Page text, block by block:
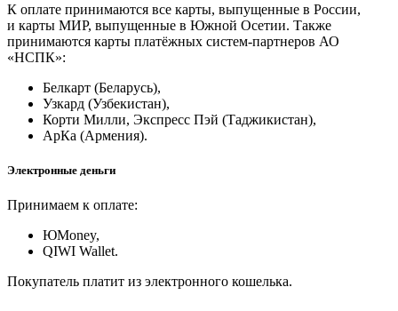
К оплате принимаются все карты, выпущенные в России,
и карты МИР, выпущенные в Южной Осетии. Также
принимаются карты платёжных систем-партнеров АО
«НСПК»:
Белкарт (Беларусь),
Узкард (Узбекистан),
Корти Милли, Экспресс Пэй (Таджикистан),
АрКа (Армения).
Электронные деньги
Принимаем к оплате:
ЮMoney,
QIWI Wallet.
Покупатель платит из электронного кошелька.